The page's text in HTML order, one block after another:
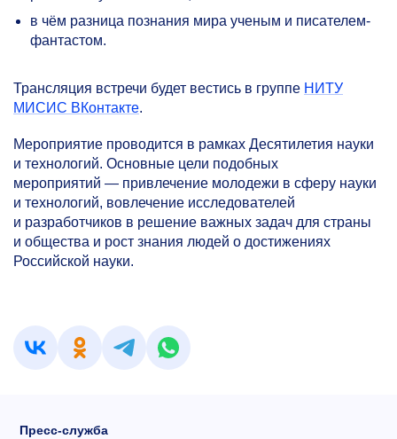
в чём разница познания мира ученым и писателем-
фантастом.
Трансляция встречи будет вестись в группе НИТУ
МИСИС ВКонтакте.
Мероприятие проводится в рамках Десятилетия науки
и технологий. Основные цели подобных
мероприятий — привлечение молодежи в сферу науки
и технологий, вовлечение исследователей
и разработчиков в решение важных задач для страны
и общества и рост знания людей о достижениях
Российской науки.
Пресс-служба